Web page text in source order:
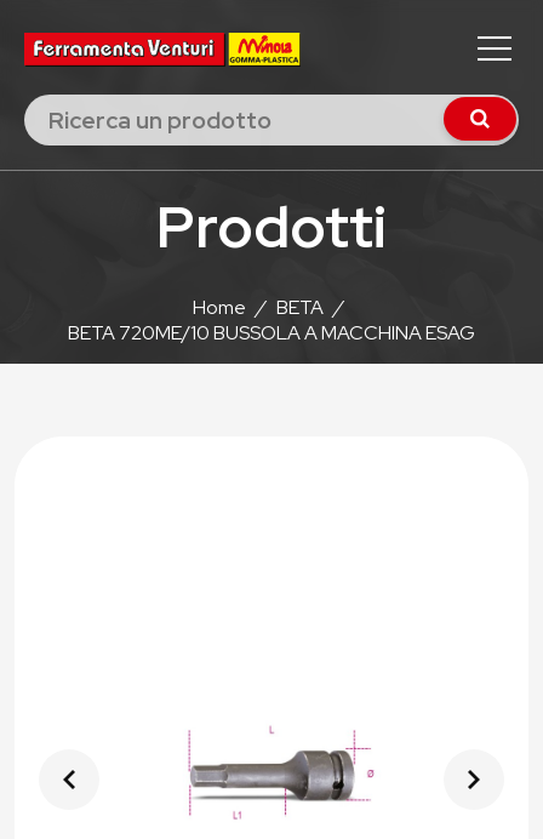
Prodotti
Home / BETA /
BETA 720ME/10 BUSSOLA A MACCHINA ESAG